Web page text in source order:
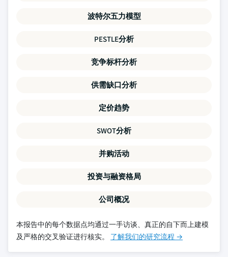
波特尔五力模型
PESTLE分析
竞争标杆分析
供需缺口分析
定价趋势
SWOT分析
并购活动
投资与融资格局
公司概况
本报告中的每个数据点均通过一手访谈、真正的自下而上建模
及严格的交叉验证进行核实。 了解我们的研究流程 →